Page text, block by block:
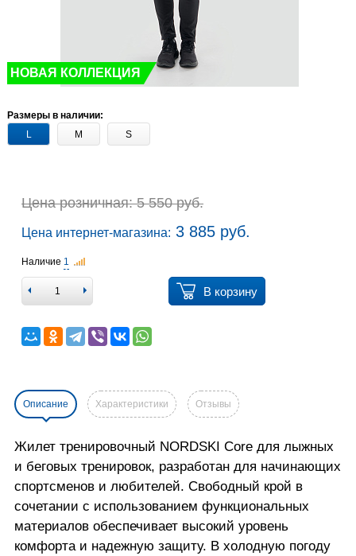
НОВАЯ КОЛЛЕКЦИЯ
Размеры в наличии:
L
M S
Цена розничная: 5 550 руб.
Цена интернет-магазина: 3 885 руб.
Наличие 1
В корзину
Описание Характеристики Отзывы
Жилет тренировочный NORDSKI Core для лыжных
и беговых тренировок, разработан для начинающих
спортсменов и любителей. Свободный крой в
сочетании с использованием функциональных
материалов обеспечивает высокий уровень
комфорта и надежную защиту. В холодную погоду